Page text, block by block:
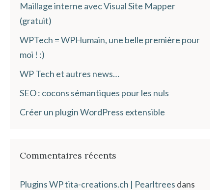
Maillage interne avec Visual Site Mapper
(gratuit)
WPTech = WPHumain, une belle première pour
moi ! :)
WP Tech et autres news…
SEO : cocons sémantiques pour les nuls
Créer un plugin WordPress extensible
Commentaires récents
Plugins WP tita-creations.ch | Pearltrees dans